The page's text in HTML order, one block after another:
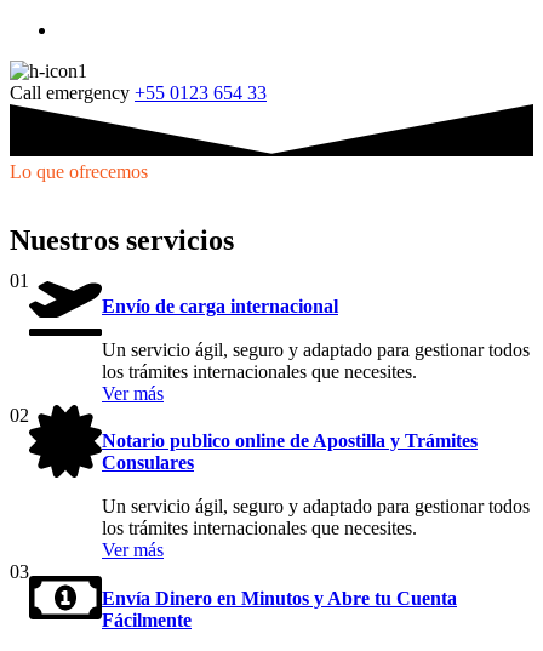
Call emergency +55 0123 654 33
Lo que ofrecemos
Nuestros servicios
01
Envío de carga internacional
Un servicio ágil, seguro y adaptado para gestionar todos
los trámites internacionales que necesites.
Ver más
02
Notario publico online de Apostilla y Trámites
Consulares
Un servicio ágil, seguro y adaptado para gestionar todos
los trámites internacionales que necesites.
Ver más
03
Envía Dinero en Minutos y Abre tu Cuenta
Fácilmente